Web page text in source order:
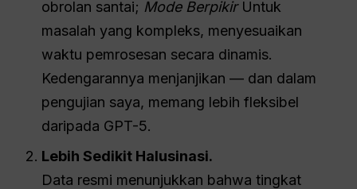
obrolan santai; Mode BerpikirUntuk
masalah yang kompleks, menyesuaikan
waktu pemrosesan secara dinamis.
Kedengarannya menjanjikan — dan dalam
pengujian saya, memang lebih fleksibel
daripada GPT-5.
Lebih Sedikit Halusinasi.
Data resmi menunjukkan bahwa tingkat